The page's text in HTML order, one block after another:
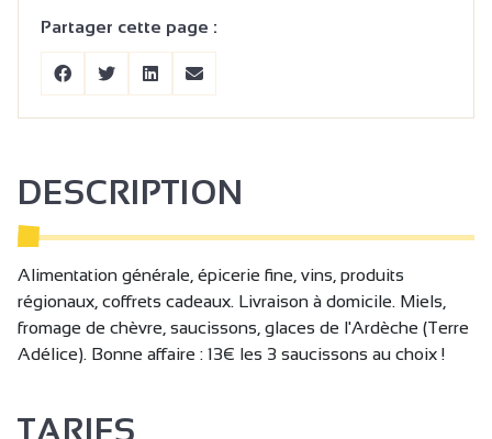
Partager cette page :
DESCRIPTION
Alimentation générale, épicerie fine, vins, produits
régionaux, coffrets cadeaux. Livraison à domicile. Miels,
fromage de chèvre, saucissons, glaces de l'Ardèche (Terre
Adélice). Bonne affaire : 13€ les 3 saucissons au choix !
TARIFS